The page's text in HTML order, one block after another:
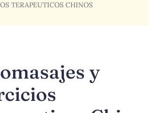
TERAPEUTICOS CHINOS
y